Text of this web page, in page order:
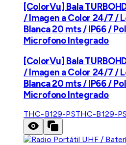
[ColorVu] Bala
/ Imagen a Color 24/7 /
Blanca 20 mts / IP66 /
Microfono Integrado
[ColorVu] Bala
/ Imagen a Color 24/7 /
Blanca 20 mts / IP66 /
Microfono Integrado
THC-B129-PSTHC-B129-PS